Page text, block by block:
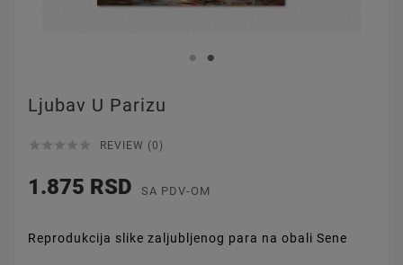
Ljubav U Parizu
     REVIEW (0)
1.875 RSD SA PDV-OM
Reprodukcija slike zaljubljenog para na obali Sene